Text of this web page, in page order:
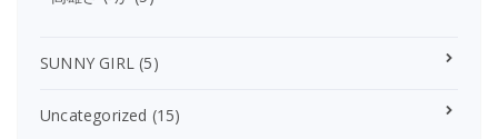
SUNNY GIRL (5)
Uncategorized (15)